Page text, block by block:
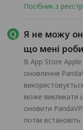
Посібник з
Я не можу
що мені
В App Store
оновлення
може викликати
оновити
потім